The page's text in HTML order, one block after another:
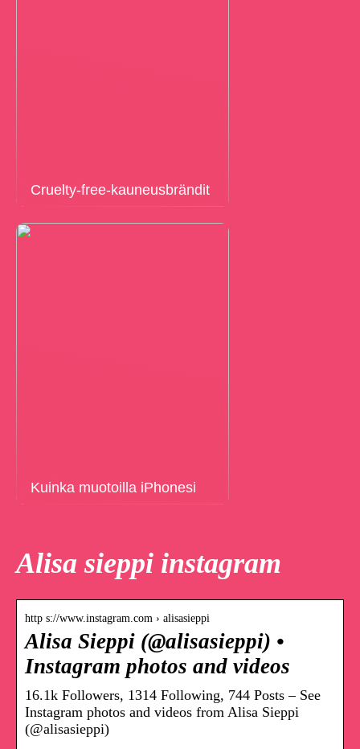
Cruelty-free-kauneusbrändit
Kuinka muotoilla iPhonesi
Alisa sieppi instagram
http s://www.instagram.com › alisasieppi
Alisa Sieppi (@alisasieppi) •
Instagram photos and videos
16.1k Followers, 1314 Following, 744 Posts – See
Instagram photos and videos from Alisa Sieppi
(@alisasieppi)